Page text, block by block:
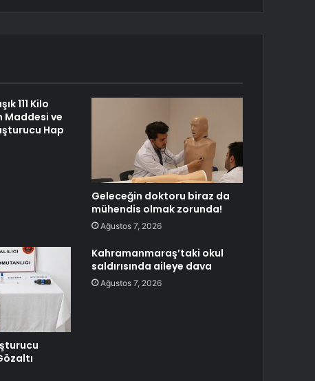
111 Kilo
Maddesi ve
Hap
Geleceğin doktoru biraz da
mühendis olmak zorunda!
Ağustos 7, 2026
Kahramanmaraş’taki okul
saldırısında aileye dava
Ağustos 7, 2026